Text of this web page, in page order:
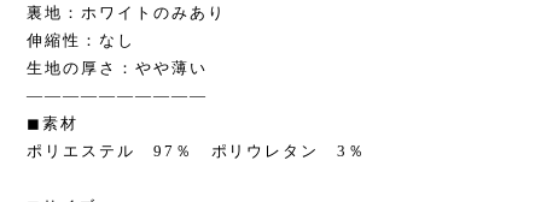
裏地：ホワイトのみあり
伸縮性：なし
生地の厚さ：やや薄い
——————————
◼︎素材
ポリエステル 97％ ポリウレタン 3％